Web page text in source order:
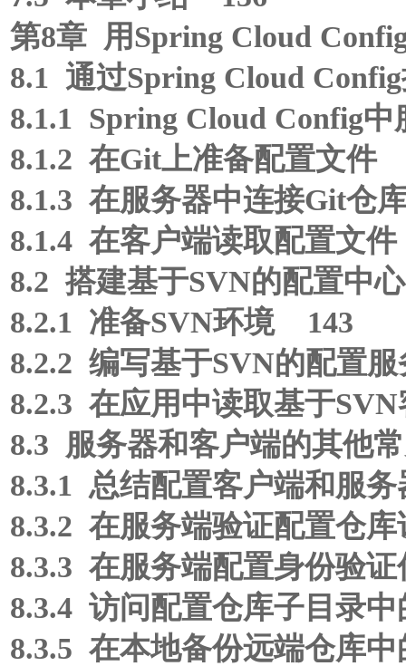
第8章 用Spring Cloud
8.1 通过Spring Cloud
8.1.1 Spring Cloud Config
8.1.2 在Git上准备配置文件
8.1.3 在服务器中连接Git仓
8.1.4 在客户端读取配置文
8.2 搭建基于SVN的配置中
8.2.1 准备SVN环境 143
8.2.2 编写基于SVN的配置
8.2.3 在应用中读取基于
8.3 服务器和客户端的其他
8.3.1 总结配置客户端和服
8.3.2 在服务端验证配置仓
8.3.3 在服务端配置身份验
8.3.4 访问配置仓库子目录
8.3.5 在本地备份远端仓库